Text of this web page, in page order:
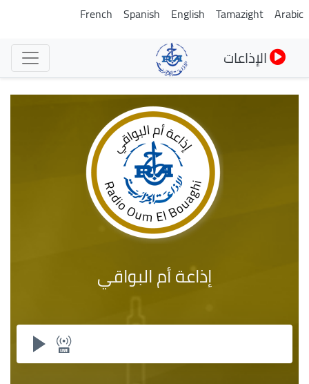
تجاوز
Arabic
Tamazight
English
Spanish
French
الإذاعات
إذاعة أم البواقي